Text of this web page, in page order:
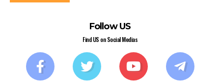
Follow US
Find US on Social Medias